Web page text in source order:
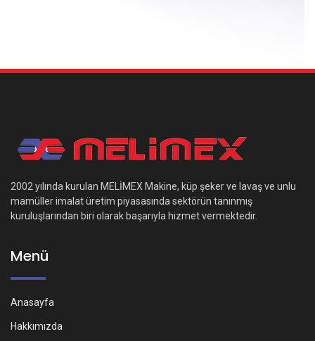
2002 yılında kurulan MELİMEX Makine, küp şeker ve lavaş ve unlu
mamüller imalat üretim piyasasında sektörün tanınmış
kuruluşlarından biri olarak başarıyla hizmet vermektedir.
Menü
Anasayfa
Hakkımızda